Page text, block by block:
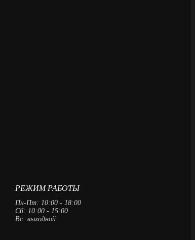
РЕЖИМ РАБОТЫ
Пн-Пт: 10:00 - 18:00
Сб: 10:00 - 15:00
Вс: выходной